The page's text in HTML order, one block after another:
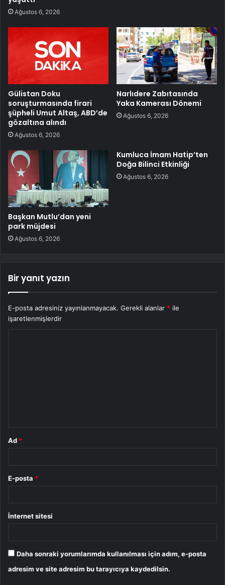
Ağustos 6, 2026
Gülistan Doku
soruşturmasında firari
şüpheli Umut Altaş, ABD’de
gözaltına alındı
Ağustos 6, 2026
Narlıdere Zabıtasında
Yaka Kamerası Dönemi
Ağustos 6, 2026
Başkan Mutlu’dan yeni
park müjdesi
Ağustos 6, 2026
Kumluca İmam Hatip’ten
Doğa Bilinci Etkinliği
Ağustos 6, 2026
Bir yanıt yazın
E-posta adresiniz yayınlanmayacak. Gerekli alanlar * ile
işaretlenmişlerdir
Ad *
E-posta *
İnternet sitesi
Daha sonraki yorumlarımda kullanılması için adım, e-posta
adresim ve site adresim bu tarayıcıya kaydedilsin.